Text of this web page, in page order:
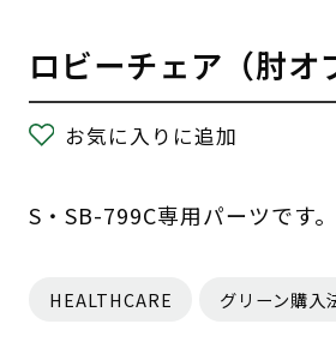
ロビーチェア（肘オ
お気に入りに追加
S・SB-799C専用パーツです。
HEALTHCARE グリーン購入